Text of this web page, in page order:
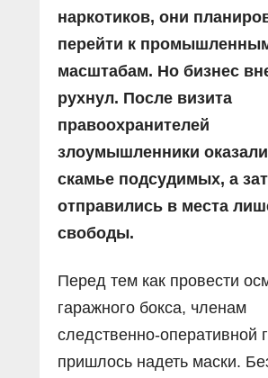
наркотиков, они
перейти к
масштабам. Но бизнес
рухнул. После визита
правоохранителей
злоумышленники
скамье подсудимых, а
отправились в места
свободы.
Перед тем как провести
гаражного бокса, членам
следственно-оперативной
пришлось надеть маски.